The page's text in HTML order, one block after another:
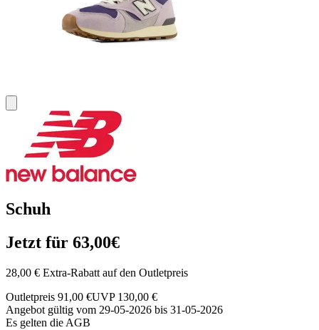
Schuh
Jetzt für 63,00€
28,00 € Extra-Rabatt auf den Outletpreis
Outletpreis 91,00 €UVP 130,00 €
Angebot gültig vom 29-05-2026 bis 31-05-2026
Es gelten die AGB